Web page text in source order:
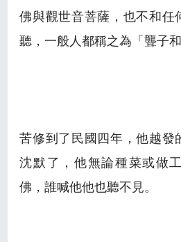
佛與觀世音菩薩，也不和任
聽，一般人都稱之為「聾子和
苦修到了民國四年，他越發
沈默了，他無論種菜或做
佛，誰喊他他也聽不見。